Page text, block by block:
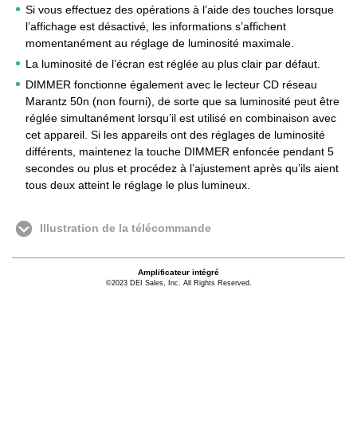
Si vous effectuez des opérations à l’aide des touches lorsque
l’affichage est désactivé, les informations s’affichent
momentanément au réglage de luminosité maximale.
La luminosité de l’écran est réglée au plus clair par défaut.
DIMMER fonctionne également avec le lecteur CD réseau
Marantz 50n (non fourni), de sorte que sa luminosité peut être
réglée simultanément lorsqu’il est utilisé en combinaison avec
cet appareil. Si les appareils ont des réglages de luminosité
différents, maintenez la touche DIMMER enfoncée pendant 5
secondes ou plus et procédez à l’ajustement après qu’ils aient
tous deux atteint le réglage le plus lumineux.
Illustration de la télécommande
Amplificateur intégré
©2023 DEI Sales, Inc. All Rights Reserved.